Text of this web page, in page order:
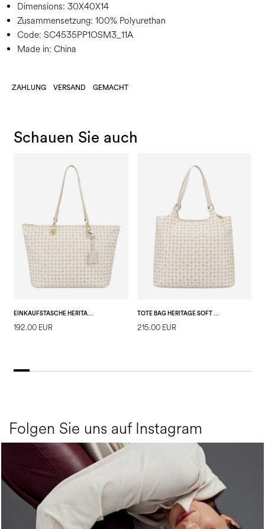
Dimensions: 30X40X14
Zusammensetzung: 100% Polyurethan
Code: SC4535PP1OSM3_11A
Made in: China
ZAHLUNG VERSAND GEMACHT
Schauen Sie auch
EINKAUFSTASCHE HERITAGE SOFT TOUCH
192.00 EUR
TOTE BAG HERITAGE SOFT RELIEF
215.00 EUR
Folgen Sie uns auf Instagram